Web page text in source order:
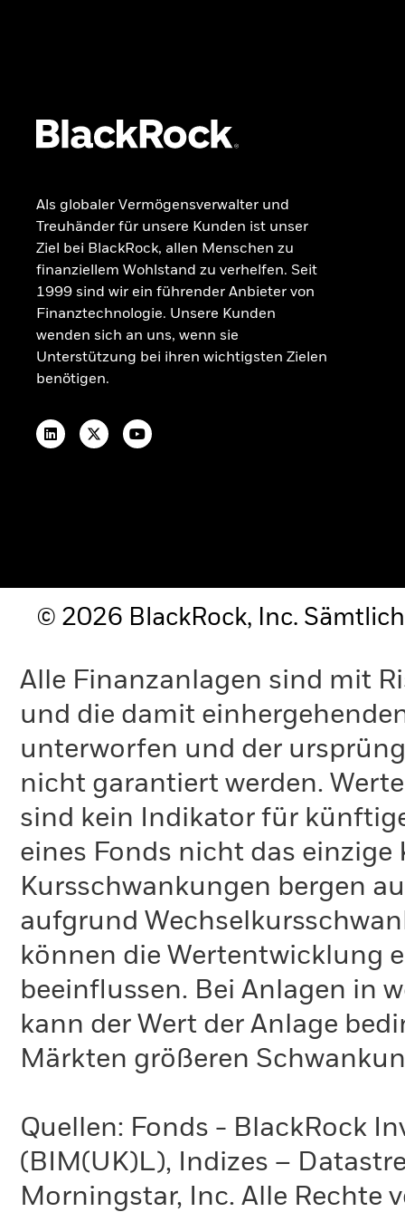
Alle Fonds anzeigen
Märkte & Wissen
MARKTEINBLICKE
Investing
Umfrage zur Altersvorsorge 2025
Betriebliche Altersvorsorge
Dokumente & Unterlagen
Newsletter-Anmeldung
NACHHALTIGKEITSBEZOGENE
OFFENLEGUNGEN
OGAW-Vergütungsrichtlinie
Nachhaltigkeitsbezogene
Als globaler Vermögensverwalter und
Treuhänder für unsere Kunden ist unser
Ziel bei BlackRock, allen Menschen zu
finanziellem Wohlstand zu verhelfen. Seit
1999 sind wir ein führender Anbieter von
Finanztechnologie. Unsere Kunden
wenden sich an uns, wenn sie
Unterstützung bei ihren wichtigsten Zielen
benötigen.
© 2026 BlackRock, Inc.
Alle Finanzanlagen sind mit
und die damit
unterworfen und der
nicht garantiert werden.
sind kein Indikator für
eines Fonds nicht das
Kursschwankungen bergen
aufgrund
können die Wertentwicklung
beeinflussen. Bei Anlagen in
kann der Wert der Anlage
Märkten größeren
Quellen: Fonds - BlackRock
(BIM(UK)L), Indizes –
Morningstar, Inc. Alle Rechte